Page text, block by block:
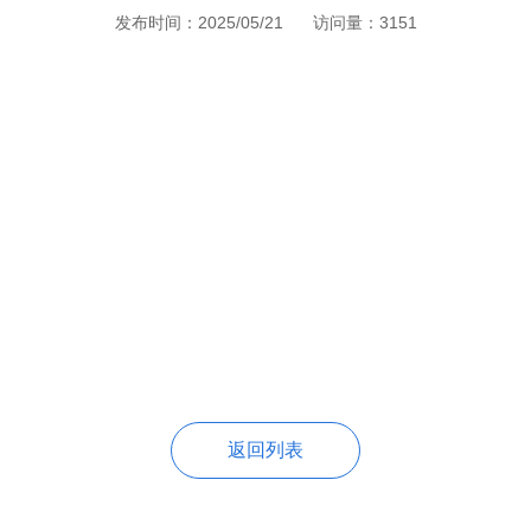
发布时间：2025/05/21 访问量：3151
返回列表